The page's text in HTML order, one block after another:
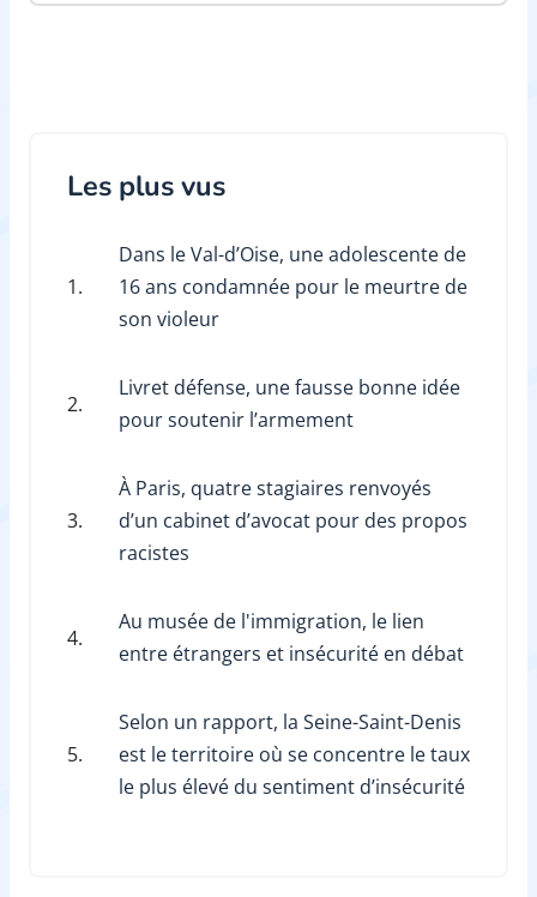
Les plus vus
1.
Dans le Val-d’Oise, une adolescente de
16 ans condamnée pour le meurtre de
son violeur
2.
Livret défense, une fausse bonne idée
pour soutenir l’armement
3.
À Paris, quatre stagiaires renvoyés
d’un cabinet d’avocat pour des propos
racistes
4.
Au musée de l'immigration, le lien
entre étrangers et insécurité en débat
5.
Selon un rapport, la Seine-Saint-Denis
est le territoire où se concentre le taux
le plus élevé du sentiment d’insécurité